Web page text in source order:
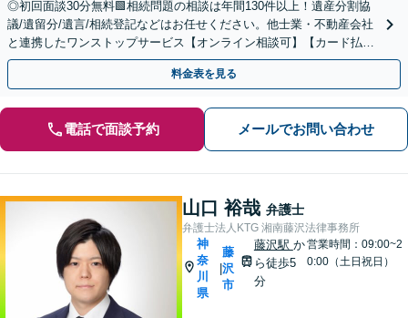
◎初回面談30分無料🟩相続問題の相談は年間130件以上！遺産分割協
議/遺留分/遺言/相続登記などはお任せください。他士業・不動産会社
と連携したワンストップサービス【オンライン相談可】【カード払
い・分割払い可】
料金表を見る
電話で面談予約 メールでお問い合わせ
山口 裕哉 弁護士
弁護士法人KTG 湘南藤沢法律事務所
神
奈
川
県
|
藤
沢
市
藤沢駅 か
ら徒歩5
分
営業時間：09:00~2
0:00（土日祝日）